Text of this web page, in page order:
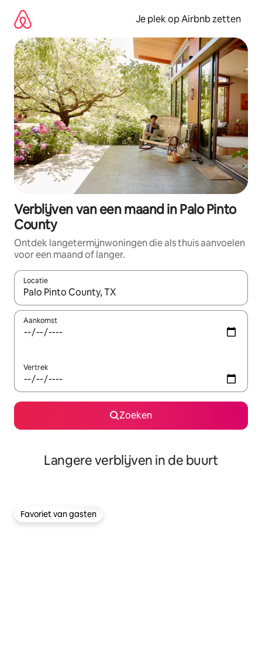
direct
naar
inhoud
Je plek op Airbnb zetten
Verblijven van een maand in Palo Pinto
County
Ontdek langetermijnwoningen die als thuis aanvoelen
voor een maand of langer.
Locatie
Wanneer er resultaten beschikbaar zijn, maak je een keuze
Aankomst
Vertrek
Zoeken
Langere verblijven in de buurt
Favoriet van gasten
Favoriet van gasten